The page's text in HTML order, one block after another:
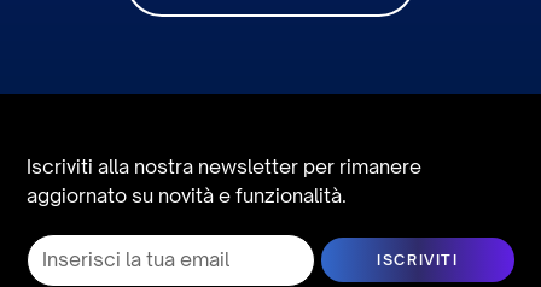
Iscriviti alla nostra newsletter per rimanere
aggiornato su novità e funzionalità.